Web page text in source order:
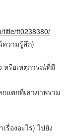
title/tt0238380/
วามรู้สึก)
หรือเหตุการณ์ที่มี
แตกที่เล่าภาพรวม
รื่องอะไร) ไปยัง